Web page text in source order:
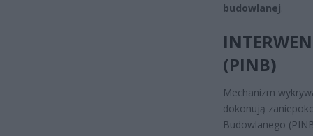
budowlanej.
(PINB)
Mechanizm
dokonują
Budowlanego